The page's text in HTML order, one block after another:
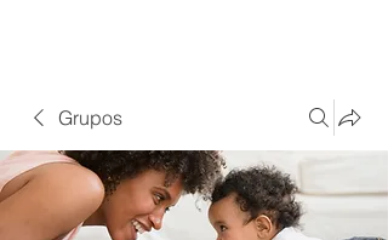
Grupos